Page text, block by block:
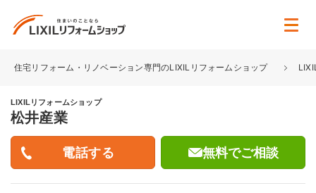
住宅リフォーム・リノベーション専門のLIXILリフォームショップ
LIXILリフォームショップ
松井産業
無料でご相談